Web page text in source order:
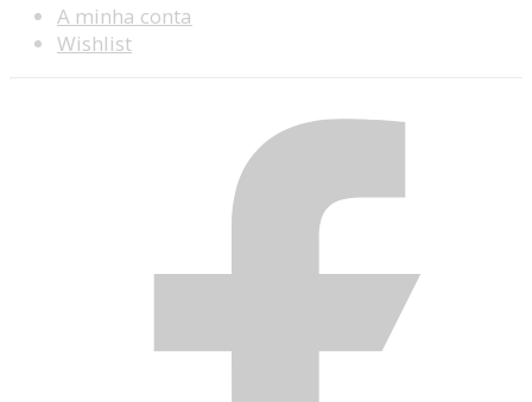
A minha conta
Wishlist